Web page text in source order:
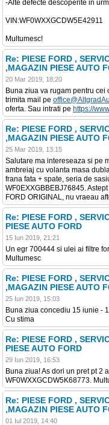
-Alte defecte descoperite in
VIN:WF0WXXGCDW5E42911
Multumesc!
Re: PIESE FORD ,
,MAGAZIN PIESE AUTO
20 Mar 2019, 18:20
Buna ziua va rugam pentru
trimita mail pe
oferta. Sau intrati pe https://
Re: PIESE FORD ,
,MAGAZIN PIESE AUTO
25 Mar 2019, 13:15
Salutare ma intereseaza si pe
ambreiaj cu volanta masa
frana fata + spate, seria de
WF0EXXGBBEBJ76845.
FORD ORIGINAL, nu vraeau
Re: PIESE FORD ,
PIESE AUTO FORD
15 Iun 2019, 21:21
Un egr 700444 si ulei ai filtre
Multumesc
Re: PIESE FORD ,
,MAGAZIN PIESE AUTO
25 Iun 2019, 15:03
Buna ziua concediu 15 iunie -
Cu stima
Re: PIESE FORD ,
PIESE AUTO FORD
29 Iun 2019, 16:53
Buna ziua! As dori un pret pt 2
WF0WXXGCDW5K68773.
Re: PIESE FORD ,
,MAGAZIN PIESE AUTO
01 Iul 2019, 14:40